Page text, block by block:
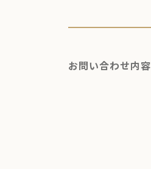
お問い合わせ内容